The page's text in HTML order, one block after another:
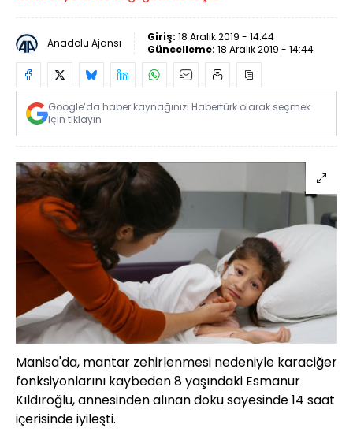
Anadolu Ajansı Giriş: 18 Aralık 2019 - 14:44
Güncelleme: 18 Aralık 2019 - 14:44
Google’da haber kaynağınızı Habertürk olarak seçmek
için tıklayın
Manisa'da, mantar zehirlenmesi nedeniyle karaciğer
fonksiyonlarını kaybeden 8 yaşındaki Esmanur
Kıldıroğlu, annesinden alınan doku sayesinde 14 saat
içerisinde iyileşti.